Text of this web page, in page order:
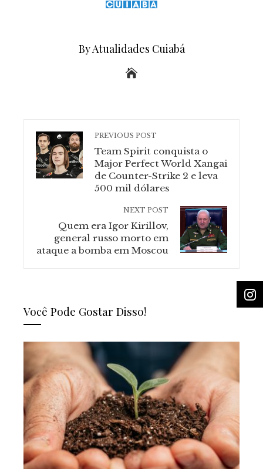
By Atualidades Cuiabá
PREVIOUS POST
Team Spirit conquista o
Major Perfect World Xangai
de Counter-Strike 2 e leva
500 mil dólares
NEXT POST
Quem era Igor Kirillov,
general russo morto em
ataque a bomba em Moscou
Você Pode Gostar Disso!